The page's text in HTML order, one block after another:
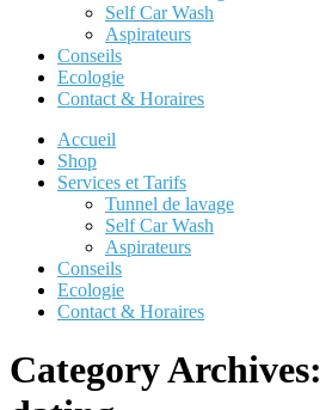
Self Car Wash
Aspirateurs
Conseils
Ecologie
Contact & Horaires
Accueil
Shop
Services et Tarifs
Tunnel de lavage
Self Car Wash
Aspirateurs
Conseils
Ecologie
Contact & Horaires
Category Archives: